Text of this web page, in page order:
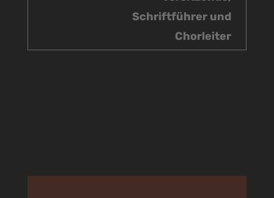
Schriftführer und
Chorleiter